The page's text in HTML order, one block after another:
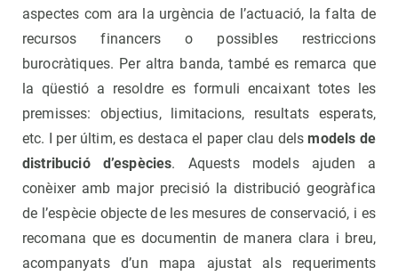
aspectes com ara la urgència de l’actuació, la falta de
recursos financers o possibles restriccions
burocràtiques. Per altra banda, també es remarca que
la qüestió a resoldre es formuli encaixant totes les
premisses: objectius, limitacions, resultats esperats,
etc. I per últim, es destaca el paper clau delsmodels de
distribució d’espècies. Aquests models ajuden a
conèixer amb major precisió la distribució geogràfica
de l’espècie objecte de les mesures de conservació, i es
recomana que es documentin de manera clara i breu,
acompanyats d’un mapa ajustat als requeriments